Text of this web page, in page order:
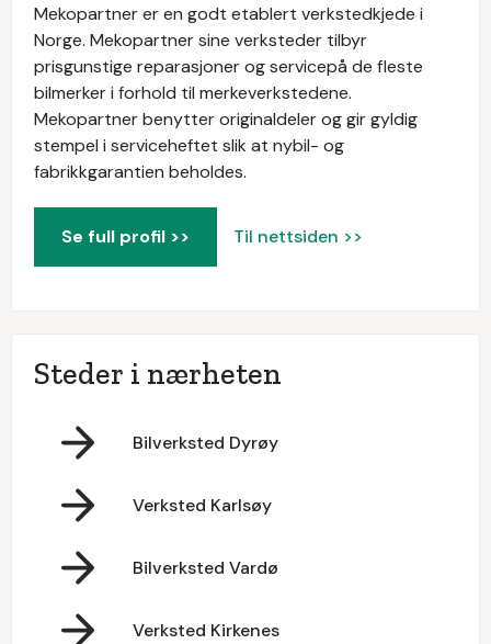
Mekopartner er en godt etablert verkstedkjede i
Norge. Mekopartner sine verksteder tilbyr
prisgunstige reparasjoner og servicepå de fleste
bilmerker i forhold til merkeverkstedene.
Mekopartner benytter originaldeler og gir gyldig
stempel i serviceheftet slik at nybil- og
fabrikkgarantien beholdes.
Se full profil >> Til nettsiden >>
Steder i nærheten
Bilverksted Dyrøy
Verksted Karlsøy
Bilverksted Vardø
Verksted Kirkenes